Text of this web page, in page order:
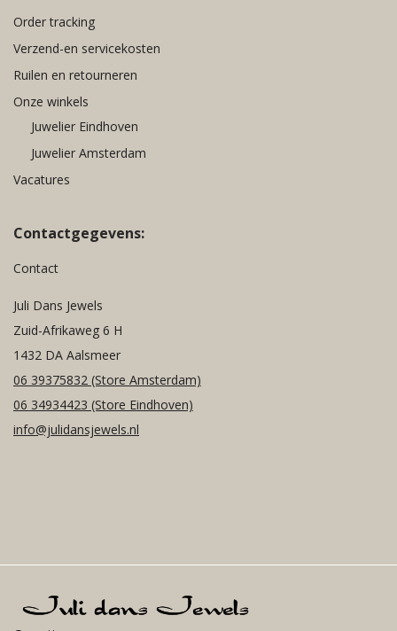
Order tracking
Verzend-en servicekosten
Ruilen en retourneren
Onze winkels
Juwelier Eindhoven
Juwelier Amsterdam
Vacatures
Contactgegevens:
Contact
Juli Dans Jewels
Zuid-Afrikaweg 6 H
1432 DA Aalsmeer
06 39375832 (Store Amsterdam)
06 34934423 (Store Eindhoven)
info@julidansjewels.nl